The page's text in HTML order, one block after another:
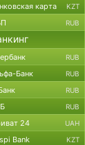
карта KZT
RUB
RUB
Банк RUB
RUB
RUB
24 UAH
Bank KZT